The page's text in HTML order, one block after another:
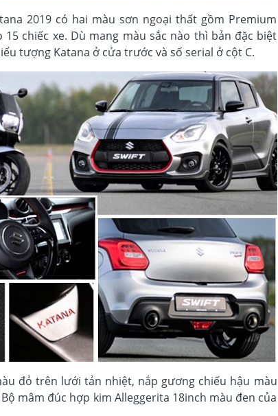
2019 có hai màu sơn ngoại thất gồm Premium
chiếc xe. Dù mang màu sắc nào thì bản đặc biệt
tượng Katana ở cửa trước và số serial ở cột C.
đỏ trên lưới tản nhiệt, nắp gương chiếu hậu màu
mâm đúc hợp kim Alleggerita 18inch màu đen của